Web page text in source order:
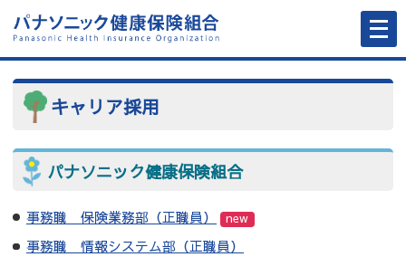
メ
ニ
ュ
ー
開
キャリア採用
パナソニック健康保険組合
事務職 保険業務部（正職員） new
事務職 情報システム部（正職員）